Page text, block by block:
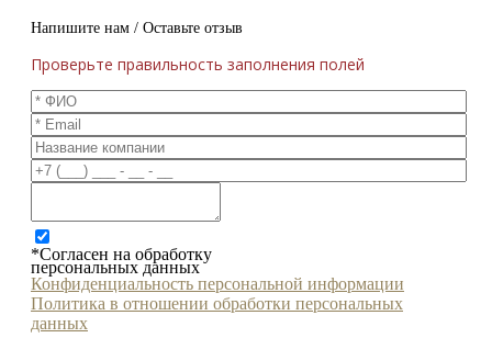
Напишите нам / Оставьте отзыв
Проверьте правильность заполнения полей
*Согласен на обработку
персональных данных
Конфиденциальность персональной информации
Политика в отношении обработки персональных
данных